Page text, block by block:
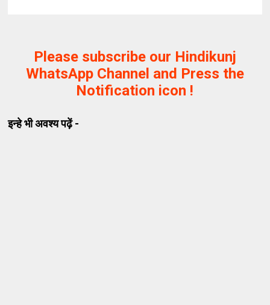
Please subscribe our Hindikunj
WhatsApp Channel and Press the
Notification icon !
इन्हे भी अवश्य पढ़ें -